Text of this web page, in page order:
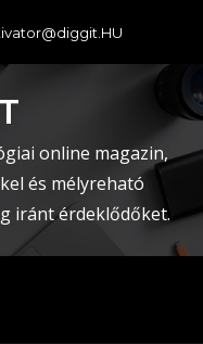
online magazin,
és mélyreható
iránt érdeklődőket.